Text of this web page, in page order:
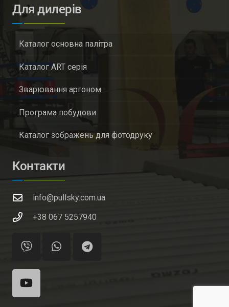
Для дилерів
Каталог основна палітра
Каталог ART серія
Зварювання аргоном
Програма побудови
Каталог зображень для фотодруку
Контакти
info@pullsky.com.ua
+38 067 5257940